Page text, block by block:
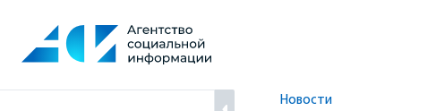
содержанию
Новости